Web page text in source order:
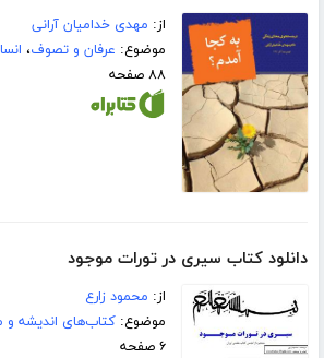
از: مهدی خدامیان آرانی
موضوع: عرفان و تصوف،
۸۸ صفحه
دانلود کتاب سیری در تورات موجود
از: محمود زارع
موضوع:کتاب‌های اندیشه
۶ صفحه